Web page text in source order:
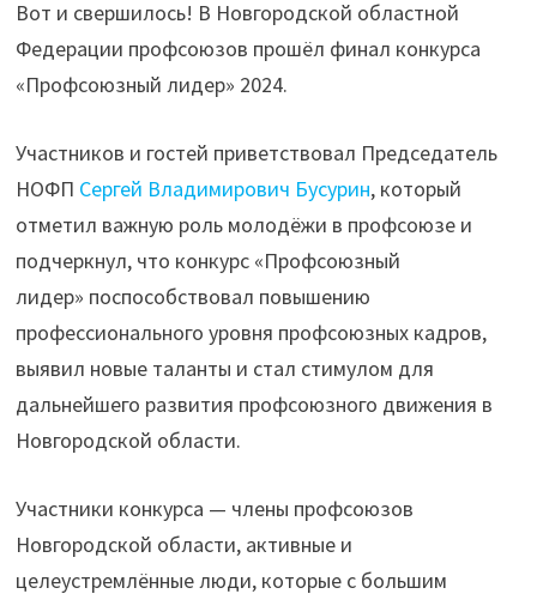
Вот и свершилось! В Новгородской областной
Федерации профсоюзов прошёл финал конкурса
«Профсоюзный лидер» 2024.
Участников и гостей приветствовал Председатель
НОФП Сергей Владимирович Бусурин, который
отметил важную роль молодёжи в профсоюзе и
подчеркнул, что конкурс «Профсоюзный
лидер» поспособствовал повышению
профессионального уровня профсоюзных кадров,
выявил новые таланты и стал стимулом для
дальнейшего развития профсоюзного движения в
Новгородской области.
Участники конкурса — члены профсоюзов
Новгородской области, активные и
целеустремлённые люди, которые с большим